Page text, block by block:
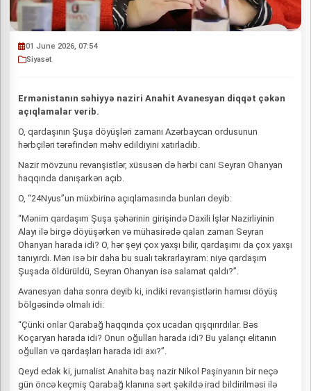
01 June 2026, 07:54
Siyasət
Ermənistanın səhiyyə naziri Anahit Avanesyan diqqət çəkən
açıqlamalar verib.
O, qardaşının Şuşa döyüşləri zamanı Azərbaycan ordusunun
hərbçiləri tərəfindən məhv edildiyini xatırladıb.
Nazir mövzunu revanşistlər, xüsusən də hərbi cani Seyran Ohanyan
haqqında danışarkən açıb.
O, “24Nyus”un müxbirinə açıqlamasında bunları deyib:
“Mənim qardaşım Şuşa şəhərinin girişində Daxili İşlər Nazirliyinin
Alayı ilə birgə döyüşərkən və mühasirədə qalan zaman Seyran
Ohanyan harada idi? O, hər şeyi çox yaxşı bilir, qardaşımı da çox yaxşı
tanıyırdı. Mən isə bir daha bu sualı təkrarlayıram: niyə qardaşım
Şuşada öldürüldü, Seyran Ohanyan isə salamat qaldı?”.
Avanesyan daha sonra deyib ki, indiki revanşistlərin hamısı döyüş
bölgəsində olmalı idi:
“Çünki onlar Qarabağ haqqında çox ucadan qışqırırdılar. Bəs
Koçaryan harada idi? Onun oğulları harada idi? Bu yalançı elitanın
oğulları və qardaşları harada idi axı?”.
Qeyd edək ki, jurnalist Anahitə baş nazir Nikol Paşinyanın bir neçə
gün öncə keçmiş Qarabağ klanına sərt şəkildə irad bildirilməsi ilə